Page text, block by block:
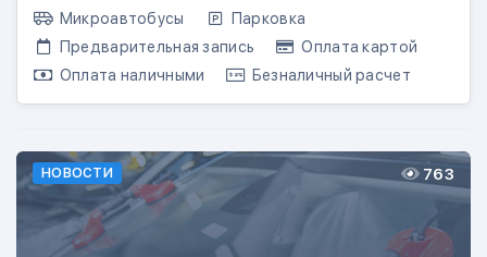
Микроавтобусы
Парковка
Предварительная запись
Оплата картой
Оплата наличными
Безналичный расчет
НОВОСТИ 763